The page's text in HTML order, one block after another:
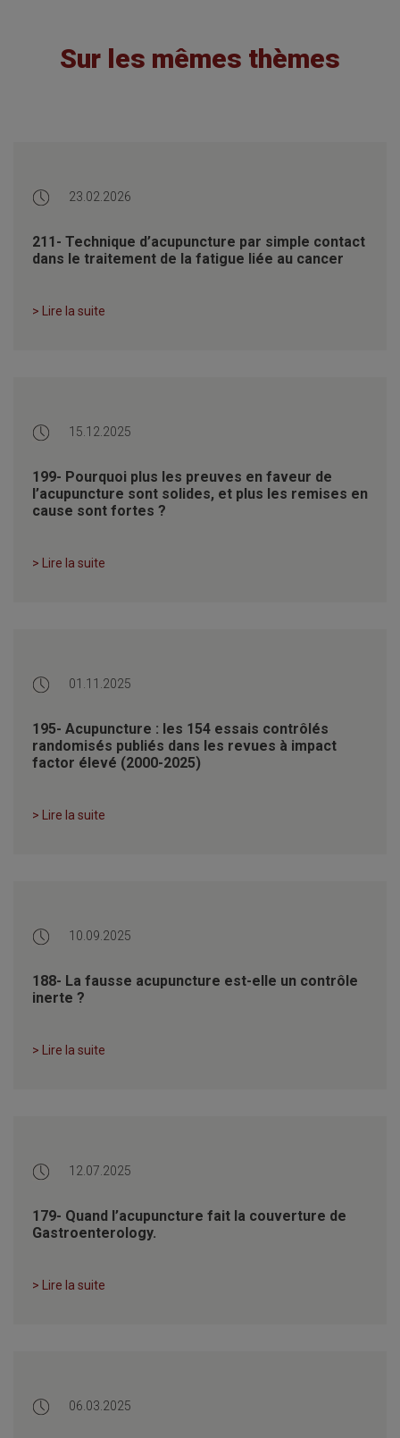
Sur les mêmes thèmes
23.02.2026
211- Technique d’acupuncture par simple contact
dans le traitement de la fatigue liée au cancer
> Lire la suite
15.12.2025
199- Pourquoi plus les preuves en faveur de
l’acupuncture sont solides, et plus les remises en
cause sont fortes ?
> Lire la suite
01.11.2025
195- Acupuncture : les 154 essais contrôlés
randomisés publiés dans les revues à impact
factor élevé (2000-2025)
> Lire la suite
10.09.2025
188- La fausse acupuncture est-elle un contrôle
inerte ?
> Lire la suite
12.07.2025
179- Quand l’acupuncture fait la couverture de
Gastroenterology.
> Lire la suite
06.03.2025